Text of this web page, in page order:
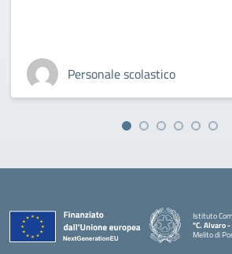
Personale scolastico
Istituto
"C. Alvaro
Melito di